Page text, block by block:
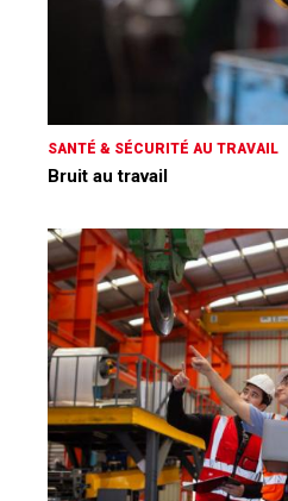
SANTÉ & SÉCURITÉ AU TRAVAIL
Bruit au travail